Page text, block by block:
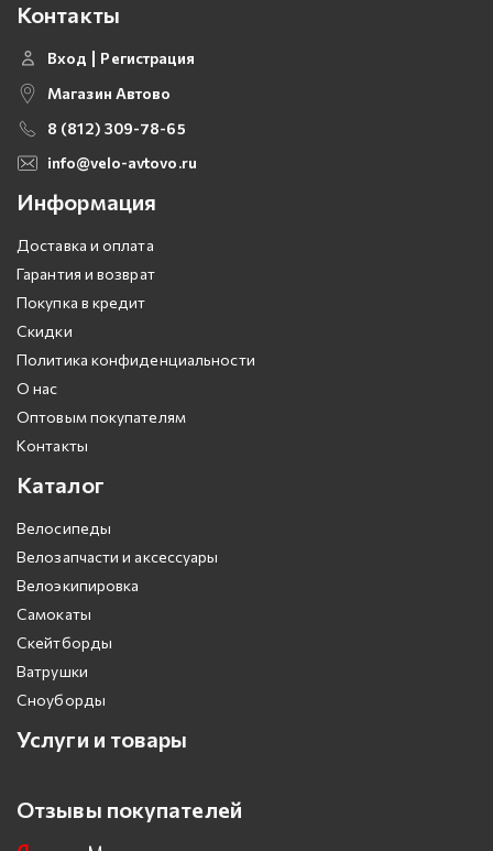
Контакты
Вход
Регистрация
Магазин Автово
8 (812) 309-78-65
info@velo-avtovo.ru
Информация
Доставка и оплата
Гарантия и возврат
Покупка в кредит
Скидки
Политика конфиденциальности
О нас
Оптовым покупателям
Контакты
Каталог
Велосипеды
Велозапчасти и аксессуары
Велоэкипировка
Самокаты
Скейтборды
Ватрушки
Сноуборды
Услуги и товары
Отзывы покупателей